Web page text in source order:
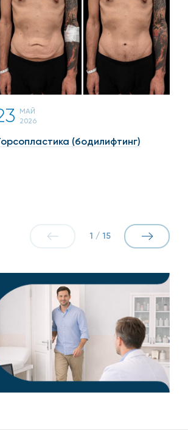
МАЙ
2026
(бодилифтинг)
1 / 15